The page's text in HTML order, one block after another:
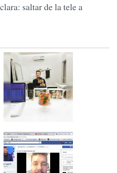
saltar de la tele a